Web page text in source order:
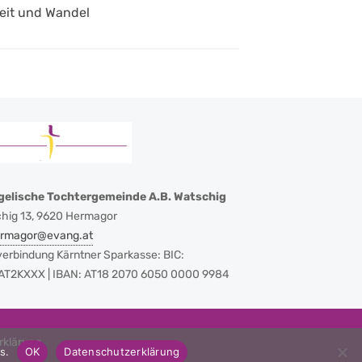
und Wandel
Tochtergemeinde A.B. Watschig
13, 9620 Hermagor
Kärntner Sparkasse: BIC:
| IBAN: AT18 2070 6050 0000 9984
OK Datenschutzerklärung